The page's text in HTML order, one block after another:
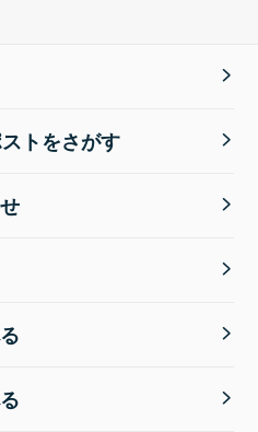
トをさがす